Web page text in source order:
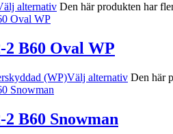
alternativ Den här produkten har
B60 Oval WP
(WP)Välj alternativ Den här
B60 Snowman